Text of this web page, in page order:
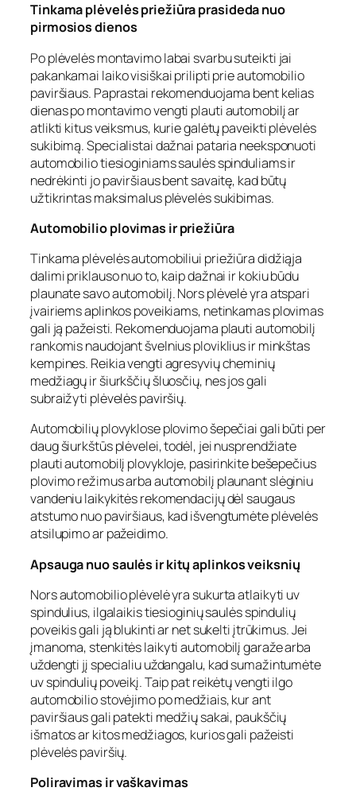
Tinkama plėvelės priežiūra prasideda nuo
pirmosios dienos
Po plėvelės montavimo labai svarbu suteikti jai
pakankamai laiko visiškai prilipti prie automobilio
paviršiaus. Paprastai rekomenduojama bent kelias
dienas po montavimo vengti plauti automobilį ar
atlikti kitus veiksmus, kurie galėtų paveikti plėvelės
sukibimą. Specialistai dažnai pataria neeksponuoti
automobilio tiesioginiams saulės spinduliams ir
nedrėkinti jo paviršiaus bent savaitę, kad būtų
užtikrintas maksimalus plėvelės sukibimas.
Automobilio plovimas ir priežiūra
Tinkama plėvelės automobiliui priežiūra didžiąja
dalimi priklauso nuo to, kaip dažnai ir kokiu būdu
plaunate savo automobilį. Nors plėvelė yra atspari
įvairiems aplinkos poveikiams, netinkamas plovimas
gali ją pažeisti. Rekomenduojama plauti automobilį
rankomis naudojant švelnius ploviklius ir minkštas
kempines. Reikia vengti agresyvių cheminių
medžiagų ir šiurkščių šluosčių, nes jos gali
subraižyti plėvelės paviršių.
Automobilių plovyklose plovimo šepečiai gali būti per
daug šiurkštūs plėvelei, todėl, jei nusprendžiate
plauti automobilį plovykloje, pasirinkite bešepečius
plovimo režimus arba automobilį plaunant slėginiu
vandeniu laikykitės rekomendacijų dėl saugaus
atstumo nuo paviršiaus, kad išvengtumėte plėvelės
atsilupimo ar pažeidimo.
Apsauga nuo saulės ir kitų aplinkos veiksnių
Nors automobilio plėvelė yra sukurta atlaikyti uv
spindulius, ilgalaikis tiesioginių saulės spindulių
poveikis gali ją blukinti ar net sukelti įtrūkimus. Jei
įmanoma, stenkitės laikyti automobilį garaže arba
uždengti jį specialiu uždangalu, kad sumažintumėte
uv spindulių poveikį. Taip pat reikėtų vengti ilgo
automobilio stovėjimo po medžiais, kur ant
paviršiaus gali patekti medžių sakai, paukščių
išmatos ar kitos medžiagos, kurios gali pažeisti
plėvelės paviršių.
Poliravimas ir vaškavimas